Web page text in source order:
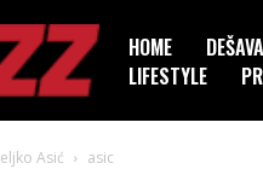
HOME
LIFESTYLE
Asić asic